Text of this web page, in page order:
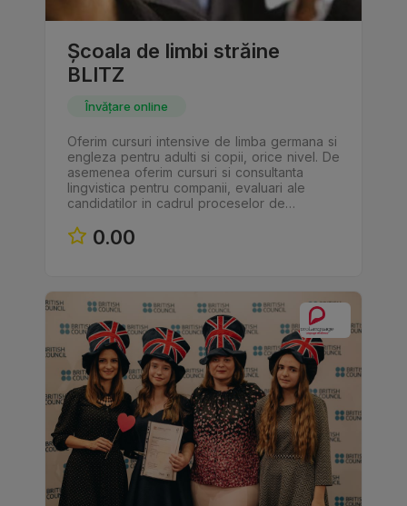
Școala de limbi străine
BLITZ
Învățare online
Oferim cursuri intensive de limba germana si
engleza pentru adulti si copii, orice nivel. De
asemenea oferim cursuri si consultanta
lingvistica pentru companii, evaluari ale
candidatilor in cadrul proceselor de…
0.00